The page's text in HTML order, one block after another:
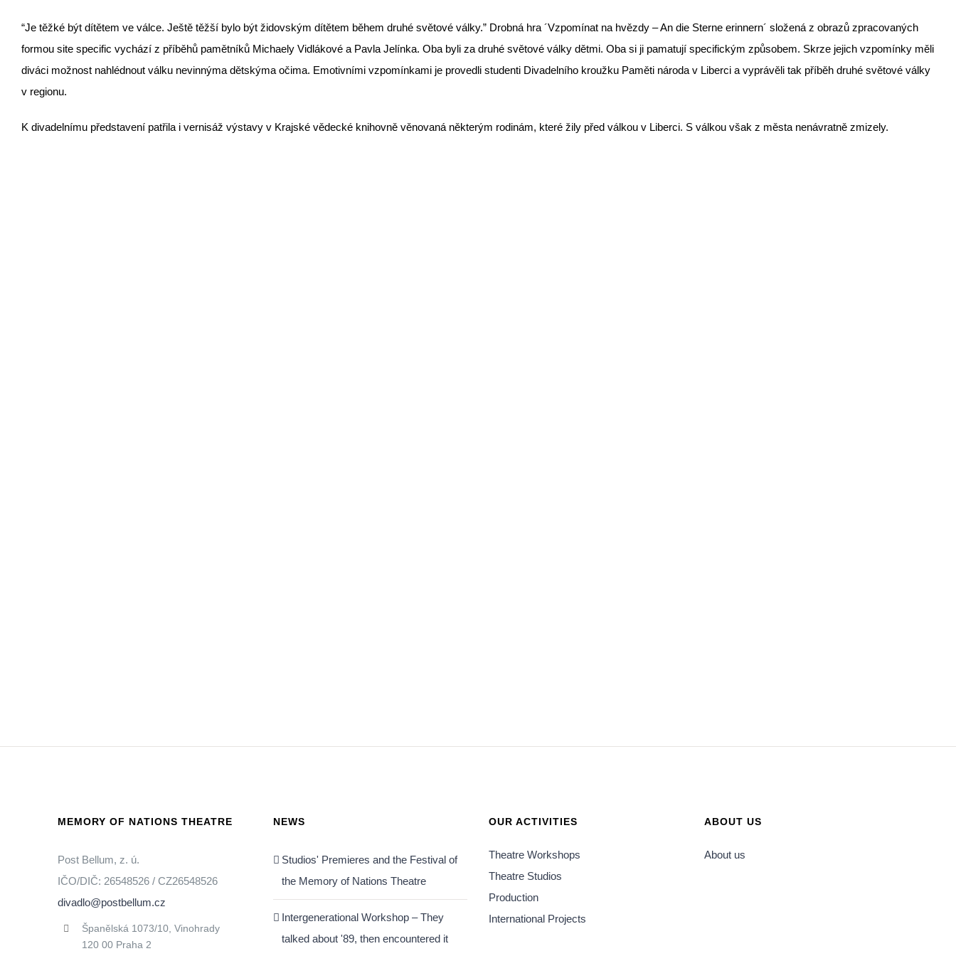
“Je těžké být dítětem ve válce. Ještě těžší bylo být židovským dítětem během druhé světové války.” Drobná hra ´Vzpomínat na hvězdy – An die Sterne erinnern´ složená z obrazů zpracovaných
formou site specific vychází z příběhů pamětníků Michaely Vidlákové a Pavla Jelínka. Oba byli za druhé světové války dětmi. Oba si ji pamatují specifickým způsobem. Skrze jejich vzpomínky měli
diváci možnost nahlédnout válku nevinnýma dětskýma očima. Emotivními vzpomínkami je provedli studenti Divadelního kroužku Paměti národa v Liberci a vyprávěli tak příběh druhé světové války
v regionu.
K divadelnímu představení patřila i vernisáž výstavy v Krajské vědecké knihovně věnovaná některým rodinám, které žily před válkou v Liberci. S válkou však z města nenávratně zmizely.
MEMORY OF NATIONS THEATRE
Post Bellum, z. ú.
IČO/DIČ: 26548526 / CZ26548526
divadlo@postbellum.cz
Španělská 1073/10, Vinohrady
120 00 Praha 2
NEWS
Studios' Premieres and the Festival of
the Memory of Nations Theatre
Intergenerational Workshop – They
talked about '89, then encountered it
OUR ACTIVITIES
Theatre Workshops
Theatre Studios
Production
International Projects
ABOUT US
About us